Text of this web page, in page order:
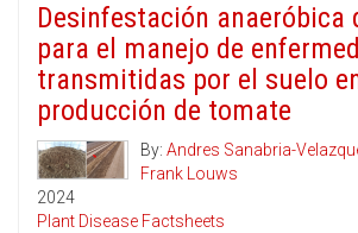
Desinfestación anaeróbica
para el manejo de
transmitidas por el suelo
producción de tomate
By: Andres Sanabria-
Frank Louws
2024
Plant Disease Factsheets